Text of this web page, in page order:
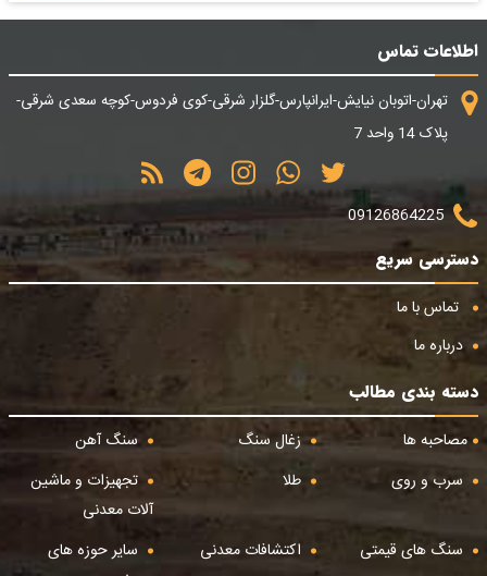
اطلاعات تماس
تهران-اتوبان نیایش-ایرانپارس-گلزار شرقی-کوی فردوس-کوچه سعدی شرقی-
پلاک 14 واحد 7
09126864225
دسترسی سریع
تماس با ما
درباره ما
دسته بندی مطالب
مصاحبه ها
زغال سنگ
سنگ آهن
سرب و روی
طلا
تجهیزات و ماشین
آلات معدنی
سنگ های قیمتی
اکتشافات معدنی
سایر حوزه های